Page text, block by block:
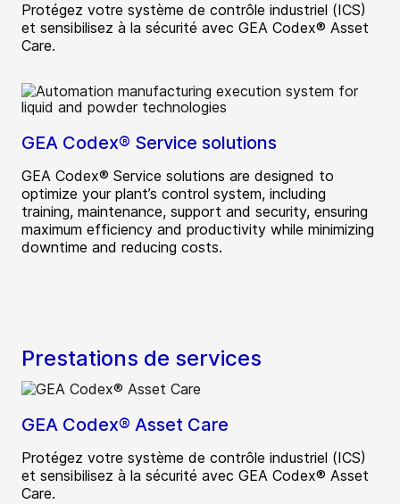
Protégez votre système de contrôle industriel (ICS)
et sensibilisez à la sécurité avec GEA Codex® Asset
Care.
GEA Codex® Service solutions
GEA Codex® Service solutions are designed to
optimize your plant’s control system, including
training, maintenance, support and security, ensuring
maximum efficiency and productivity while minimizing
downtime and reducing costs.
Prestations de services
GEA Codex® Asset Care
Protégez votre système de contrôle industriel (ICS)
et sensibilisez à la sécurité avec GEA Codex® Asset
Care.